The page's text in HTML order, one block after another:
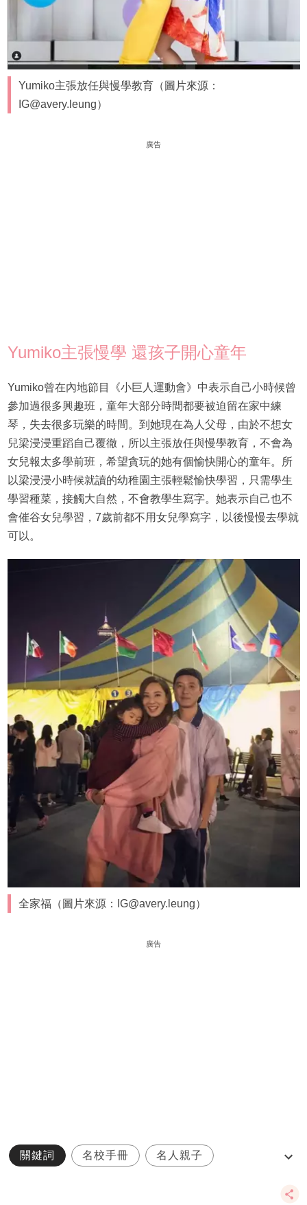
Yumiko主張放任與慢學教育（圖片來源：
IG@avery.leung）
廣告
Yumiko主張慢學 還孩子開心童年
Yumiko曾在內地節目《小巨人運動會》中表示自己小時候曾
參加過很多興趣班，童年大部分時間都要被迫留在家中練
琴，失去很多玩樂的時間。到她現在為人父母，由於不想女
兒梁浸浸重蹈自己覆徹，所以主張放任與慢學教育，不會為
女兒報太多學前班，希望貪玩的她有個愉快開心的童年。所
以梁浸浸小時候就讀的幼稚園主張輕鬆愉快學習，只需學生
學習種菜，接觸大自然，不會教學生寫字。她表示自己也不
會催谷女兒學習，7歲前都不用女兒學寫字，以後慢慢去學就
可以。
全家福（圖片來源：IG@avery.leung）
廣告
關鍵詞 名校手冊 名人親子